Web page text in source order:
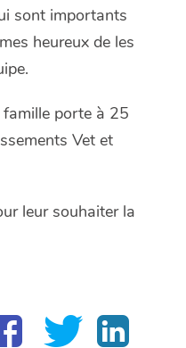
sont importants
heureux de les
porte à 25
Vet et
leur souhaiter la